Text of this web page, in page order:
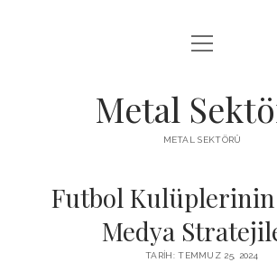
LISTE
SPOTIFY TAKIPÇI KAZANMA
menüyü
aç
Metal
METAL SEKTÖRÜ
Futbol Kulüplerinin
Medya
TARIH: TEMMUZ 25, 2024